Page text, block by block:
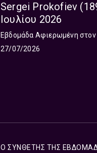
Sergei Prokofiev
Ιουλίου 2026
Εβδομάδα Αφιερωμένη
27/07/2026
Ο ΣΥΝΘΕΤΗΣ ΤΗΣ